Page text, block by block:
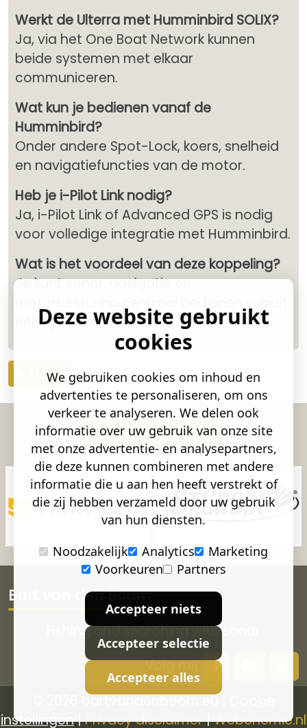
Werkt de Ulterra met Humminbird SOLIX?
Ja, via het One Boat Network kunnen
beide systemen met elkaar
communiceren.
Wat kun je bedienen vanaf de
Humminbird?
Onder andere Spot-Lock, koers, snelheid
en navigatiefuncties van de motor.
Heb je i-Pilot Link nodig?
Ja, i-Pilot Link of Advanced GPS is nodig
voor volledige integratie met Humminbird.
Wat is het voordeel van deze koppeling?
Je kunt sonar, navigatie en
één systeem.
Terug
Samenwerkingen
Bart van den Boom
Fishing and searching with sonar
Volg mij:
instellingen|Privacy disclaimer|Webchemie.nl
Deze website gebruikt
cookies
We gebruiken cookies om inhoud en
advertenties te personaliseren, om ons
verkeer te analyseren. We delen ook
informatie over uw gebruik van onze site
met onze advertentie- en analysepartners,
die deze kunnen combineren met andere
informatie die u aan hen heeft verstrekt of
die zij hebben verzameld door uw gebruik
van hun diensten.
Noodzakelijk
Analytics
Marketing
Voorkeuren
Partners
Accepteer niets
Accepteer selectie
Accepteer alles